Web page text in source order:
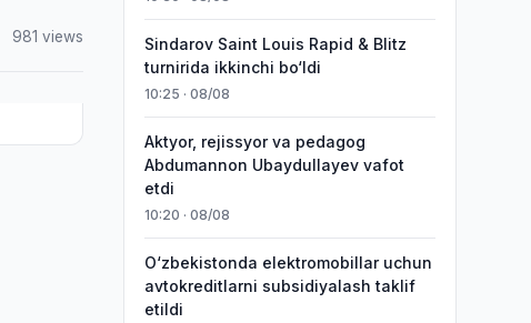
981 views
Sindarov Saint Louis Rapid & Blitz
turnirida ikkinchi bo‘ldi
10:25 · 08/08
Aktyor, rejissyor va pedagog
Abdumannon Ubaydullayev vafot
etdi
10:20 · 08/08
O‘zbekistonda elektromobillar uchun
avtokreditlarni subsidiyalash taklif
etildi